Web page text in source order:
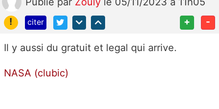
!
citer + -
Il y aussi du gratuit et legal qui arrive.
NASA (clubic)